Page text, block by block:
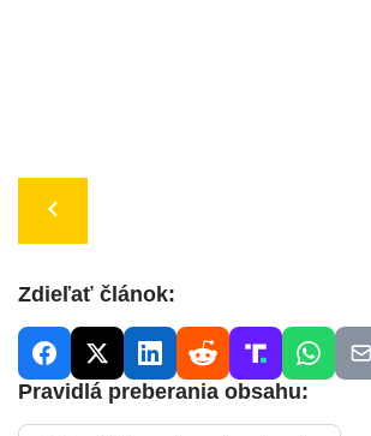
Zdieľať článok:
Pravidlá preberania obsahu: